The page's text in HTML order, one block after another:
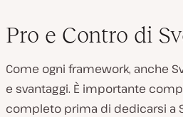
Pro e Contro di
Come ogni framework, anche
e svantaggi. È importante
completo prima di dedicarsi a